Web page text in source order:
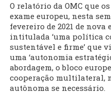
O relatório da OMC que
exame europeu, nesta
fevereiro de 2021 de
intitulada ‘uma política
sustentável e firme’ que
uma ‘autonomia
abordagem, o bloco
cooperação multilateral,
autônoma se necessário.